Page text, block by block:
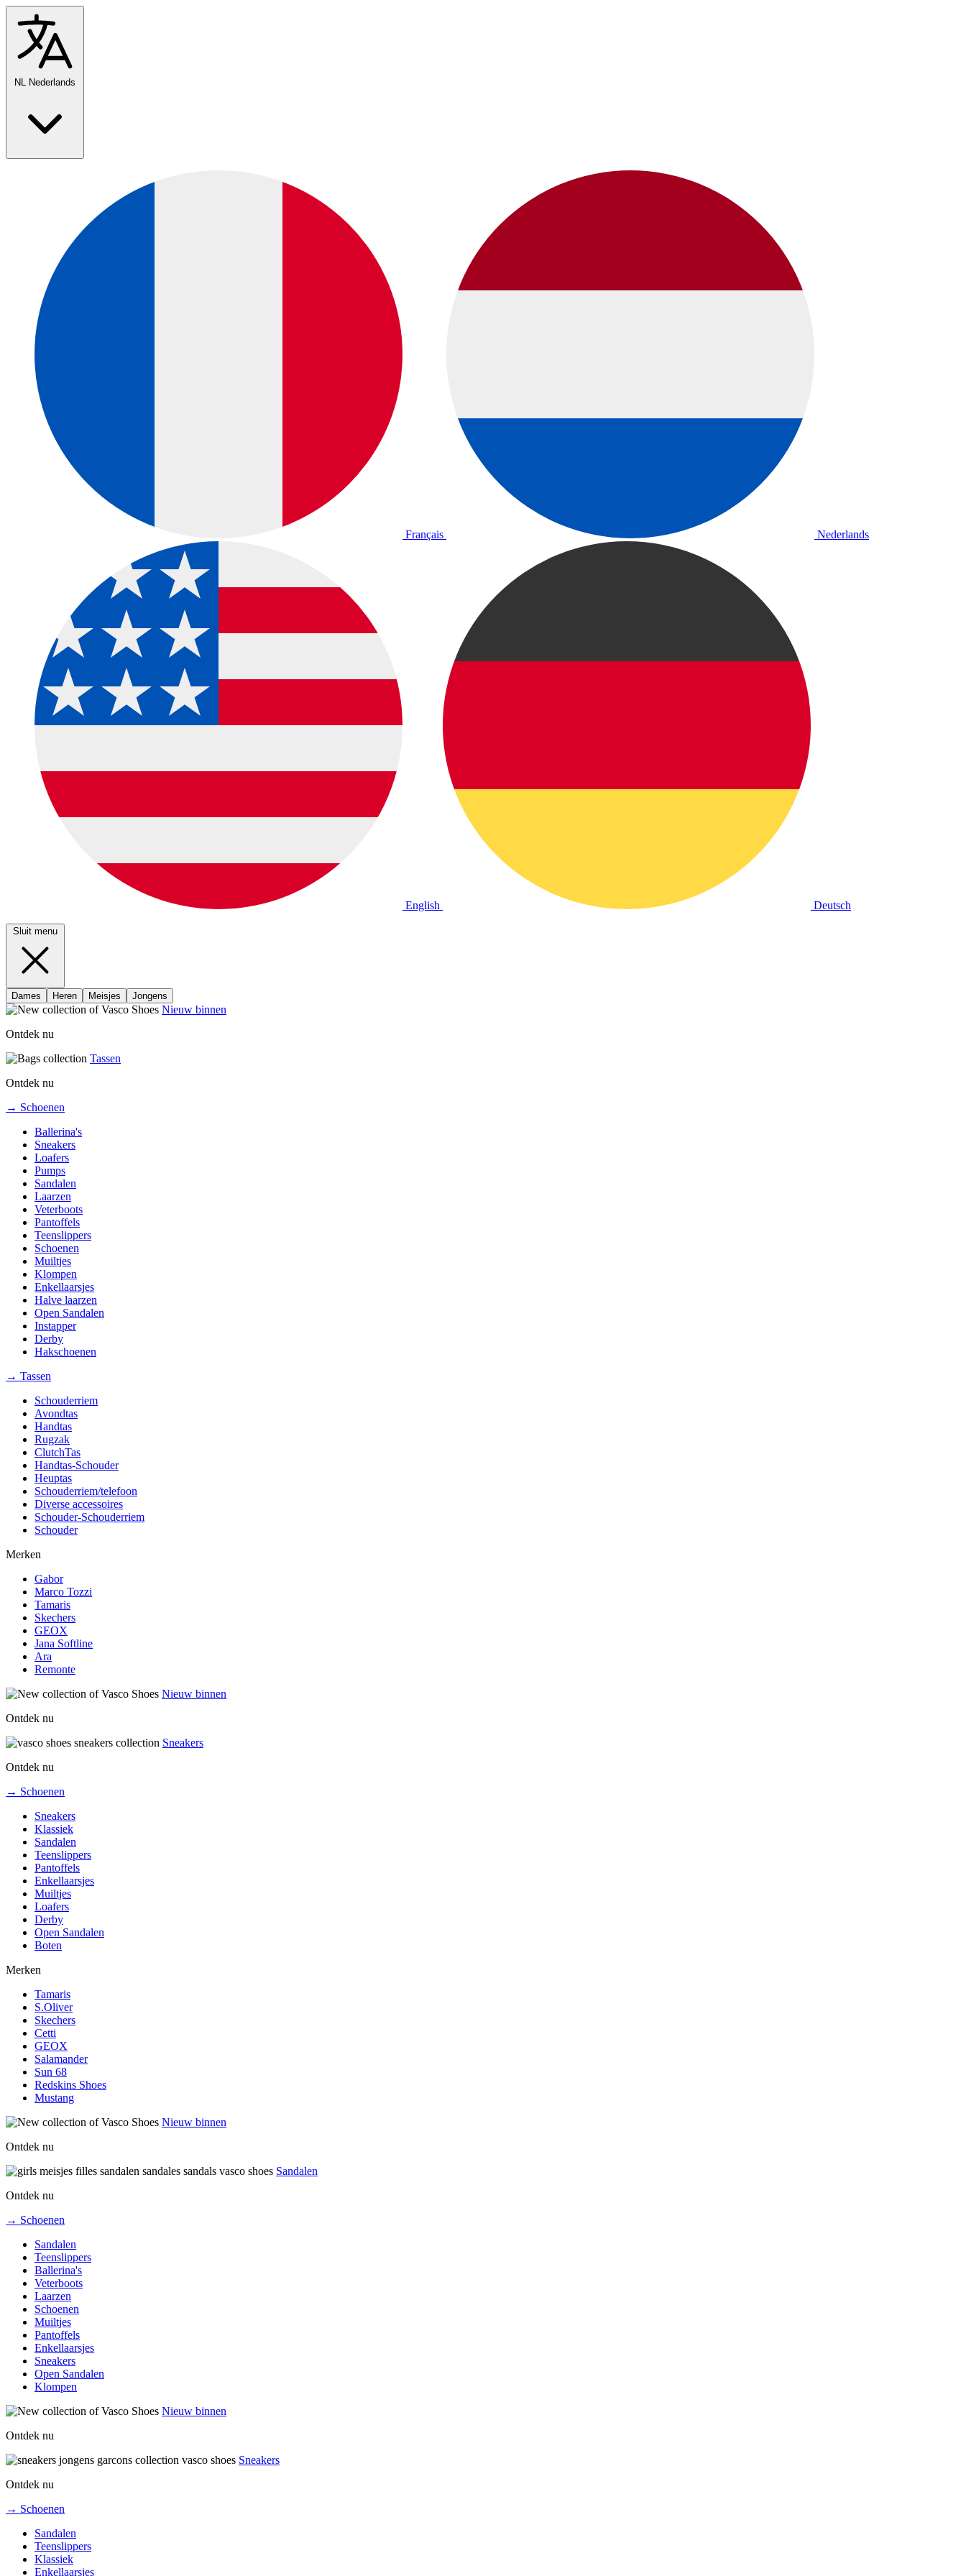
NL Nederlands
Français Nederlands
English Deutsch
Sluit menu
Dames Heren Meisjes Jongens
Nieuw binnen
Ontdek nu
Tassen
Ontdek nu
→ Schoenen
Ballerina's
Sneakers
Loafers
Pumps
Sandalen
Laarzen
Veterboots
Pantoffels
Teenslippers
Schoenen
Muiltjes
Klompen
Enkellaarsjes
Halve laarzen
Open Sandalen
Instapper
Derby
Hakschoenen
→ Tassen
Schouderriem
Avondtas
Handtas
Rugzak
ClutchTas
Handtas-Schouder
Heuptas
Schouderriem/telefoon
Diverse accessoires
Schouder-Schouderriem
Schouder
Merken
Gabor
Marco Tozzi
Tamaris
Skechers
GEOX
Jana Softline
Ara
Remonte
Nieuw binnen
Ontdek nu
Sneakers
Ontdek nu
→ Schoenen
Sneakers
Klassiek
Sandalen
Teenslippers
Pantoffels
Enkellaarsjes
Muiltjes
Loafers
Derby
Open Sandalen
Boten
Merken
Tamaris
S.Oliver
Skechers
Cetti
GEOX
Salamander
Sun 68
Redskins Shoes
Mustang
Nieuw binnen
Ontdek nu
Sandalen
Ontdek nu
→ Schoenen
Sandalen
Teenslippers
Ballerina's
Veterboots
Laarzen
Schoenen
Muiltjes
Pantoffels
Enkellaarsjes
Sneakers
Open Sandalen
Klompen
Nieuw binnen
Ontdek nu
Sneakers
Ontdek nu
→ Schoenen
Sandalen
Teenslippers
Klassiek
Enkellaarsjes